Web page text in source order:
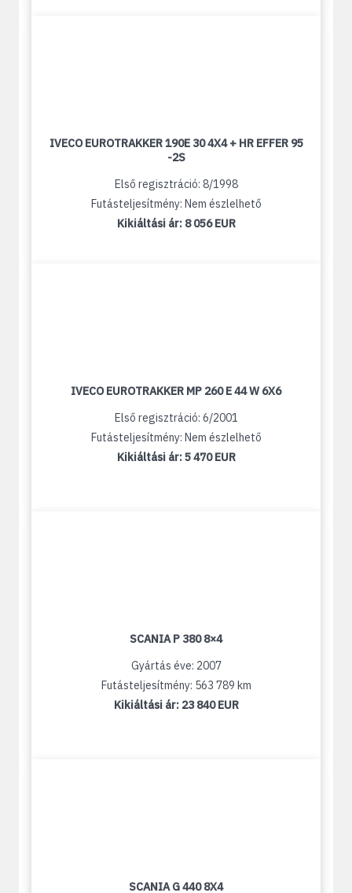
IVECO EUROTRAKKER 190E 30 4X4 + HR EFFER 95
-2S
Első regisztráció: 8/1998
Futásteljesítmény: Nem észlelhető
Kikiáltási ár: 8 056 EUR
IVECO EUROTRAKKER MP 260 E 44 W 6X6
Első regisztráció: 6/2001
Futásteljesítmény: Nem észlelhető
Kikiáltási ár:5 470 EUR
SCANIA P 380 8×4
Gyártás éve: 2007
Futásteljesítmény: 563 789 km
Kikiáltási ár: 23 840 EUR
SCANIA G 440 8X4